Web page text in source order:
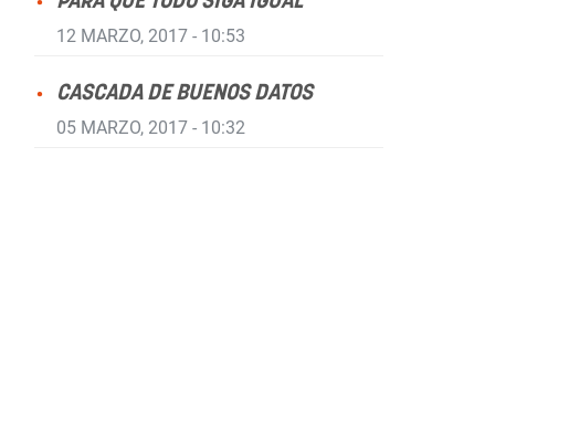
12 MARZO, 2017 - 10:53
CASCADA DE BUENOS DATOS
05 MARZO, 2017 - 10:32